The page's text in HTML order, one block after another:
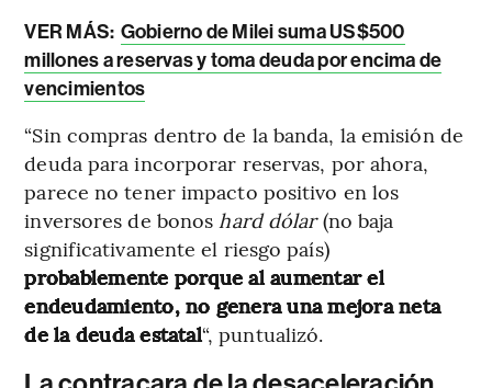
VER MÁS: Gobierno de Milei suma US$500
millones a reservas y toma deuda por encima de
vencimientos
“Sin compras dentro de la banda, la emisión de
deuda para incorporar reservas, por ahora,
parece no tener impacto positivo en los
inversores de bonos hard dólar(no baja
significativamente el riesgo país)
probablemente porque al aumentar el
endeudamiento, no genera una mejora neta
de la deuda estatal“, puntualizó.